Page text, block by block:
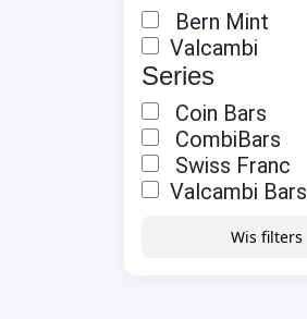
Bern Mint
Valcambi
Series
Coin Bars
CombiBars
Swiss Franc
Valcambi Bars
Wis filters